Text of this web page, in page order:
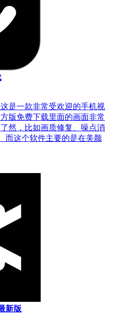
是一款非常受欢迎的手机视
版免费下载里面的画面非常
然，比如画质修复、噪点消
而这个软件主要的是在美颜
新版